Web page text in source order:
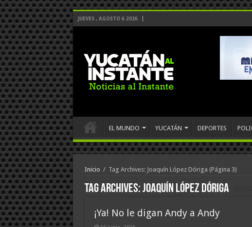
JUEVES , AGOSTO 6 2026
EL MUNDO YUCATÁN DEPORTES
Inicio / Tag Archives: Joaquín López Dóriga (Página 3)
Tag Archives:Joaquín López Dóriga
¡Ya! No le digan Andy a Andy